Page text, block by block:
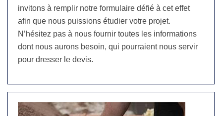
invitons à remplir notre formulaire défié à cet effet
afin que nous puissions étudier votre projet.
N’hésitez pas à nous fournir toutes les informations
dont nous aurons besoin, qui pourraient nous servir
pour dresser le devis.